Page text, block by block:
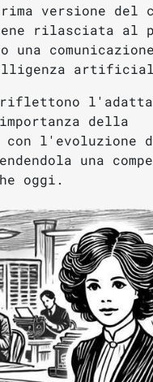
versione del
rilasciata al
una
riflettono
della
l'evoluzione
una
oggi.